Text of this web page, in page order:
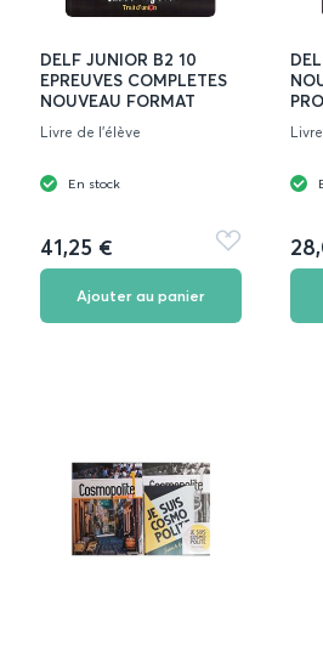
DELF JUNIOR B2 10
EPREUVES COMPLETES
NOUVEAU FORMAT
Livre de l'élève
En stock
41,25 €
Ajouter
aux
Ajouter au panier